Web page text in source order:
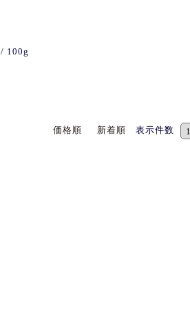
/ 100g
価格順 新着順 表示件数